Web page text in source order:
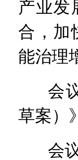
产业发
合，加
能治理
会
草案）
会